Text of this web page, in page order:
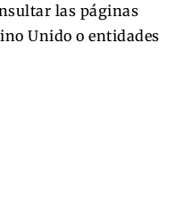
las páginas
Unido o entidades